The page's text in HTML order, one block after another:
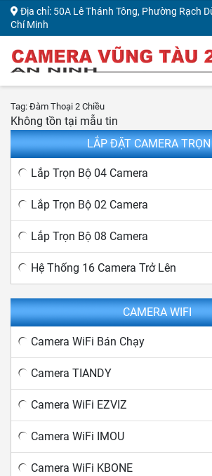
Địa chỉ: 50A Lê Thánh Tông, Phường Rạch
Chí Minh
Tag: Đàm Thoại 2 Chiều
Không tồn tại mẫu tin
LẮP ĐẶT CAMERA TRỌN
Lắp Trọn Bộ 04 Camera
Lắp Trọn Bộ 02 Camera
Lắp Trọn Bộ 08 Camera
Hệ Thống 16 Camera Trở Lên
CAMERA WIFI
Camera WiFi Bán Chạy
Camera TIANDY
Camera WiFi EZVIZ
Camera WiFi IMOU
Camera WiFi KBONE